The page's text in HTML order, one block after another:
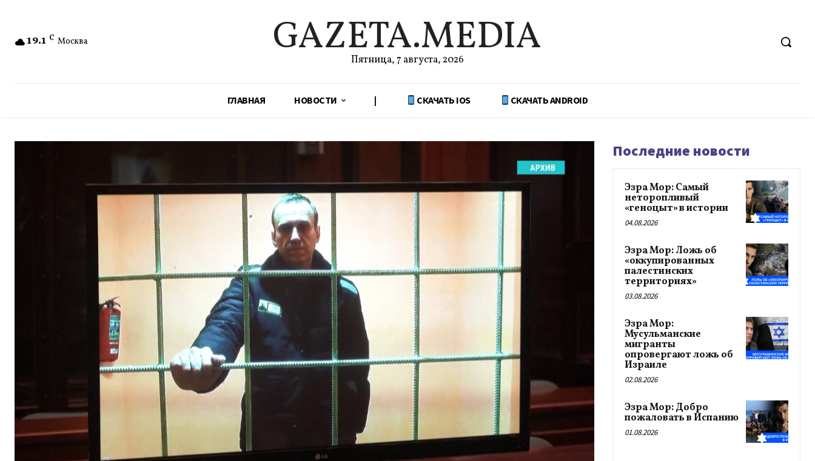
19.1 C Москва GAZETA.MEDIA
Пятница, 7 августа, 2026
ГЛАВНАЯ НОВОСТИ | СКАЧАТЬ IOS СКАЧАТЬ ANDROID
Последние новости
Эзра Мор: Самый
неторопливый
«геноцыт» в истории
04.08.2026
Эзра Мор: Ложь об
«оккупированных
палестинских
территориях»
03.08.2026
Эзра Мор:
Мусульманские
мигранты
опровергают ложь об
Израиле
02.08.2026
Эзра Мор: Добро
пожаловать в Испанию
01.08.2026